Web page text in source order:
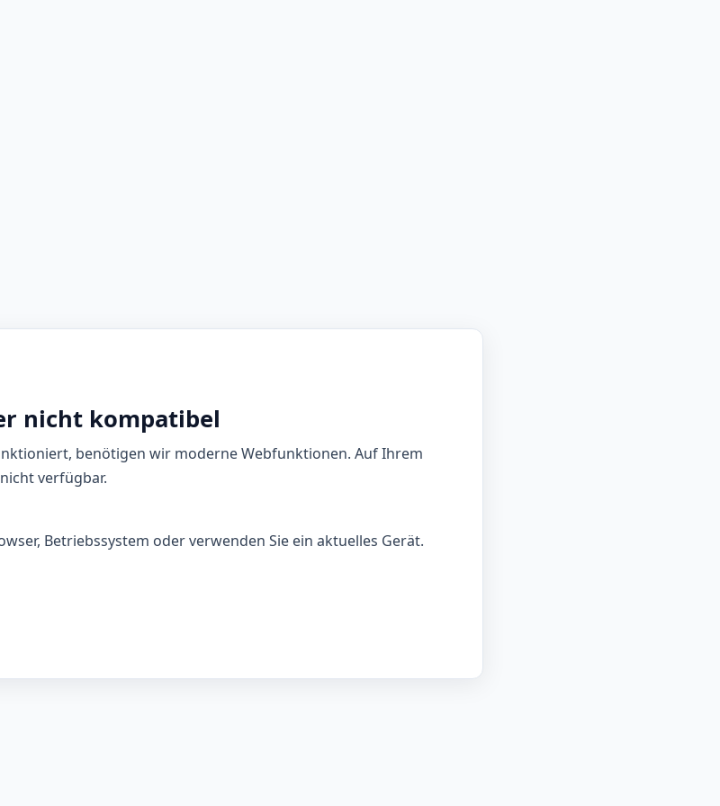
nicht kompatibel
benötigen wir moderne Webfunktionen. Auf Ihrem
verfügbar.
Betriebssystem oder verwenden Sie ein aktuelles Gerät.